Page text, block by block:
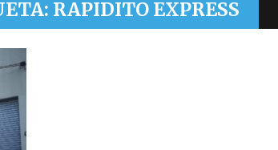
RAPIDITO EXPRESS